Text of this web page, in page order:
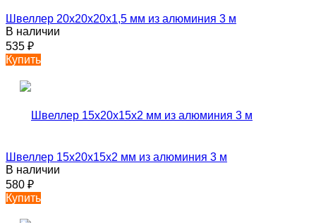
Швеллер 20х20х20х1,5 мм из алюминия 3 м
В наличии
535 ₽
Купить
Швеллер 15х20х15х2 мм из алюминия 3 м
В наличии
580 ₽
Купить